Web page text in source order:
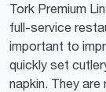
Tork Premium
full-service
important to
quickly set
napkin. They